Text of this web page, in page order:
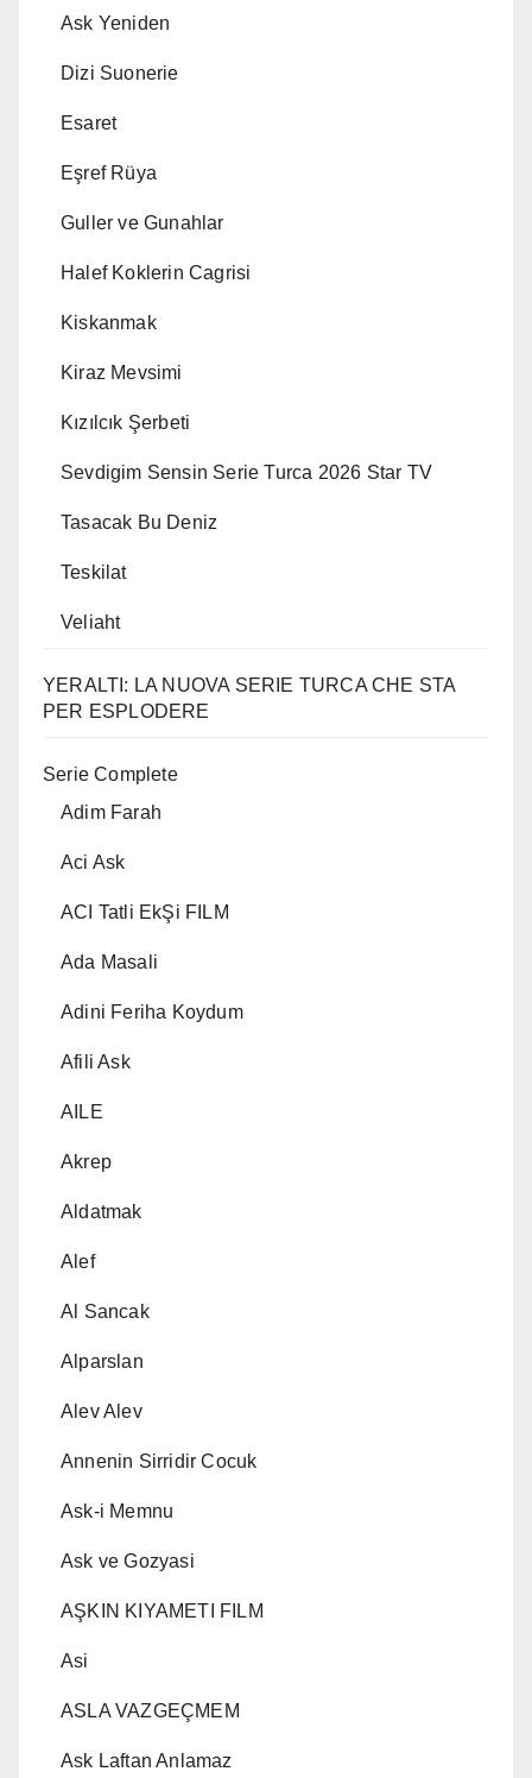
Ask Yeniden
Dizi Suonerie
Esaret
Eşref Rüya
Guller ve Gunahlar
Halef Koklerin Cagrisi
Kiskanmak
Kiraz Mevsimi
Kızılcık Şerbeti
Sevdigim Sensin Serie Turca 2026 Star TV
Tasacak Bu Deniz
Teskilat
Veliaht
YERALTI: LA NUOVA SERIE TURCA CHE STA
PER ESPLODERE
Serie Complete
Adim Farah
Aci Ask
ACI Tatli EkŞi FILM
Ada Masali
Adini Feriha Koydum
Afili Ask
AILE
Akrep
Aldatmak
Alef
Al Sancak
Alparslan
Alev Alev
Annenin Sirridir Cocuk
Ask-i Memnu
Ask ve Gozyasi
AŞKIN KIYAMETI FILM
Asi
ASLA VAZGEÇMEM
Ask Laftan Anlamaz